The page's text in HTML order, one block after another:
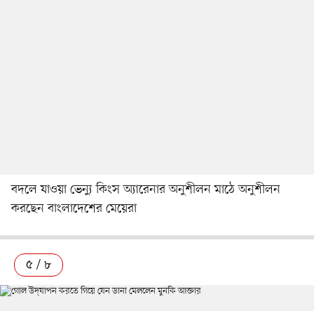
বদলে যাওয়া ভেন্যু কিংস অ্যারেনার অনুশীলন মাঠে অনুশীলন
করছেন বাংলাদেশের মেয়েরা
৫ / ৮